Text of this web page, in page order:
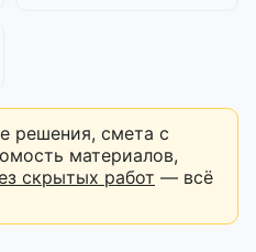
решения, смета с
материалов,
скрытых работ — всё